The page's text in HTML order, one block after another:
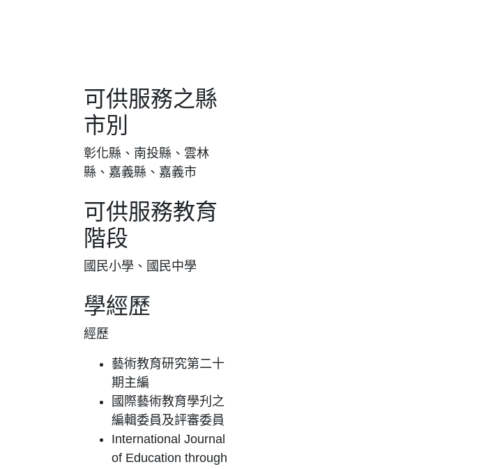
可供服務之縣
市別
彰化縣、南投縣、雲林
縣、嘉義縣、嘉義市
可供服務教育
階段
國民小學、國民中學
學經歷
經歷
藝術教育研究第二十
期主編
國際藝術教育學刋之
編輯委員及評審委員
International Journal
of Education through